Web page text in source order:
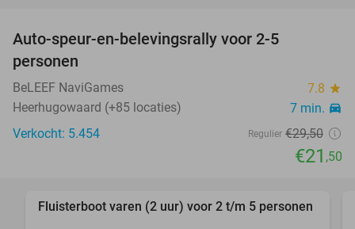
Auto-speur-en-belevingsrally voor 2-5
personen
BeLEEF NaviGames 7.8 star
Heerhugowaard (+85 locaties) 7 min. directions_car
Verkocht: 5.454 Regulier €29,50
€21 ,50
33%
favorite_border
Fluisterboot varen (2 uur) voor 2 t/m 5 personen